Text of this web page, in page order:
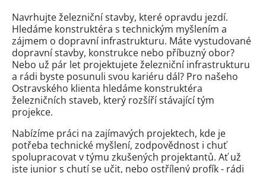
Navrhujte železniční stavby, které opravdu jezdí.
Hledáme konstruktéra s technickým myšlením a
zájmem o dopravní infrastrukturu. Máte vystudované
dopravní stavby, konstrukce nebo příbuzný obor?
Nebo už pár let projektujete železniční infrastrukturu
a rádi byste posunuli svou kariéru dál? Pro našeho
Ostravského klienta hledáme konstruktéra
železničních staveb, který rozšíří stávající tým
projekce.
Nabízíme práci na zajímavých projektech, kde je
potřeba technické myšlení, zodpovědnost i chuť
spolupracovat v týmu zkušených projektantů. Ať už
jste junior s chutí se učit, nebo ostřílený profík - rádi